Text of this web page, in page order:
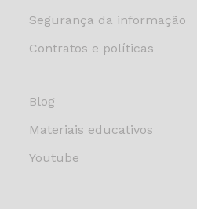
Segurança da informação
Contratos e políticas
Blog
Materiais educativos
Youtube